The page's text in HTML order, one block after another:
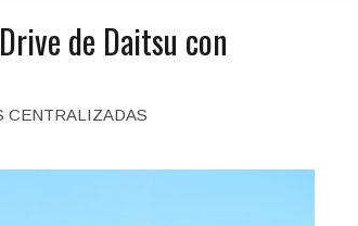
de Daitsu con
CENTRALIZADAS